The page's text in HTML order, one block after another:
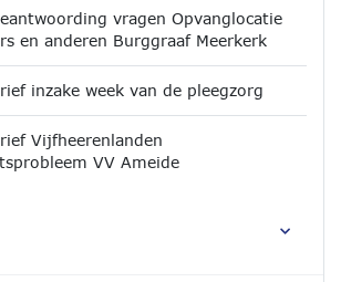
vragen Opvanglocatie
en anderen Burggraaf Meerkerk
inzake week van de pleegzorg
Vijfheerenlanden
VV Ameide